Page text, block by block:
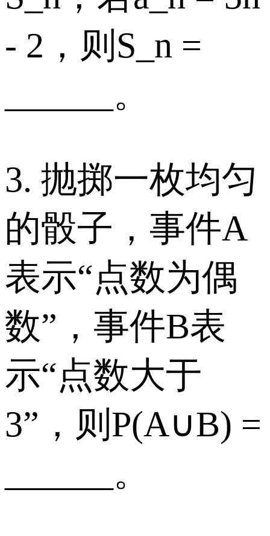
- 2，则S_n =
______。
3. 抛掷一枚均匀
的骰子，事件A
表示“点数为偶
数”，事件B表
示“点数大于
3”，则P(A∪B) =
______。